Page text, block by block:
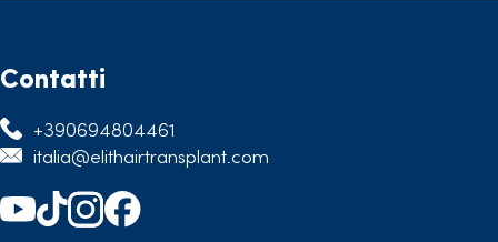
Contatti
+390694804461
italia@elithairtransplant.com